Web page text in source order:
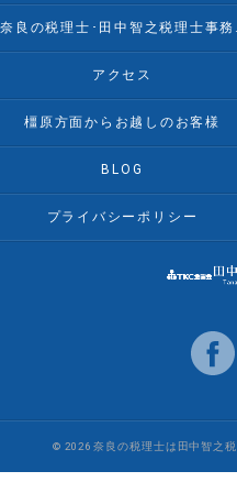
奈良の
アクセス
橿原方面からお越しのお客様
BLOG
プライバシーポリシー
© 2026 奈良の税理士は田中智之